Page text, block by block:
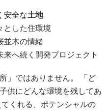
安全な土地
とした住環境
並木の情緒
来へ続く開発プロジェクト
」ではありません。 「ど
供にどんな環境を残してあ
くれる、ポテンシャルの